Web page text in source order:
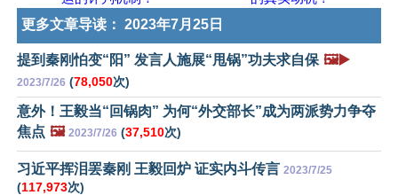
更多文章导读： 2023年7月25日
提到秦刚怕变“阳” 发言人施展“甩锅”功夫求自保 🖼️▶️
2023/7/26 (78,050次)
意外！王毅当“回锅肉” 为何“外交部长”成为两派势力争夺
焦点 🖼️ 2023/7/26 (37,510次)
习近平挥泪罢秦刚 王毅回炉 证实内斗传言 2023/7/25
(117,973次)